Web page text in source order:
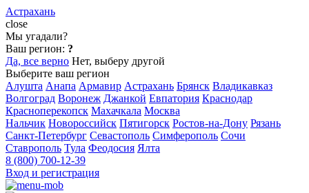
Астрахань
close
Мы угадали?
Ваш регион: ?
Да, все верно Нет, выберу другой
Выберите ваш регион
Алушта Анапа Армавир Астрахань Брянск Владикавказ
Волгоград Воронеж Джанкой Евпатория Краснодар
Красноперекопск Махачкала Москва
Нальчик Новороссийск Пятигорск Ростов-на-Дону Рязань
Санкт-Петербург Севастополь Симферополь Сочи
Ставрополь Тула Феодосия Ялта
8 (800) 700-12-39
Вход и регистрация